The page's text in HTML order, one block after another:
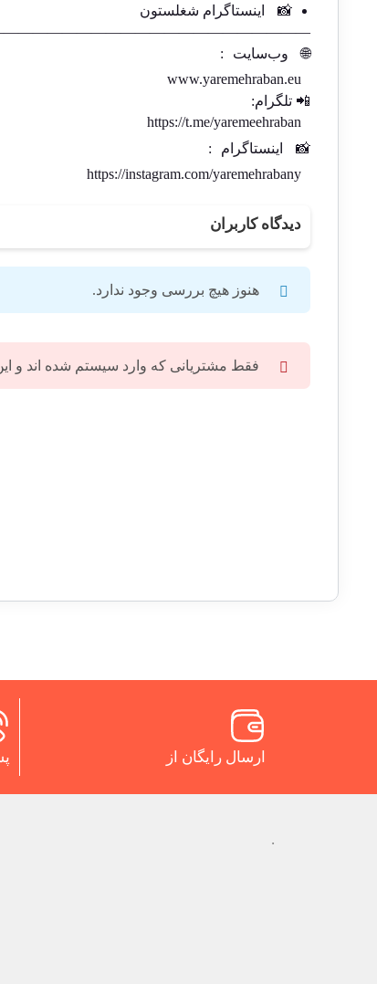
📸
اینستاگرام شغلستون
🌐
وب‌سایت
:
www.yaremehraban.eu
📲 تلگرام:
https://t.me/yaremeehraban
📸
اینستاگرام
:
https://instagram.com/yaremehrabany
دیدگاه کاربران
هنوز هیچ بررسی وجود ندارد.
فقط مشتریانی که وارد سیستم شده اند و
ارسال رایگان از
.